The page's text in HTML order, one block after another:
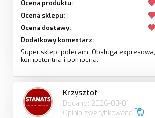
Ocena produktu:
Ocena sklepu:
Ocena dostawy:
Dodatkowy komentarz:
Super sklep, polecam. Obsługa expresowa,
kompetentna i pomocna.
Krzysztof
Dodano: 2026-08-01
Opinia zweryfikowana